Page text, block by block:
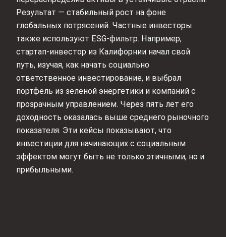
Результат — стабильный рост на фоне
глобальных потрясений. Частные инвесторы
также используют ESG-фильтр. Например,
стартап-инвестор из Калифорнии начал свой
путь, изучая, как начать социально
ответственное инвестирование, и выбрал
портфель из зеленой энергетики и компаний с
прозрачным управлением. Через пять лет его
доходность оказалась выше среднего рыночного
показателя. Эти кейсы показывают, что
инвестиции для начинающих с социальным
эффектом могут быть не только этичными, но и
прибыльными.